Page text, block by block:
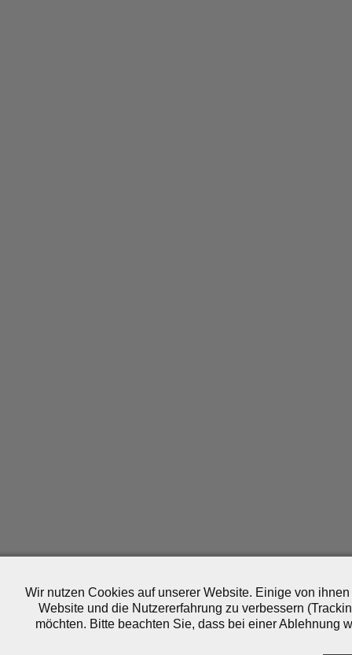
Wir nutzen Cookies auf unserer Website. Einige von
Website und die Nutzererfahrung zu verbessern
möchten. Bitte beachten Sie, dass bei einer Ablehnung